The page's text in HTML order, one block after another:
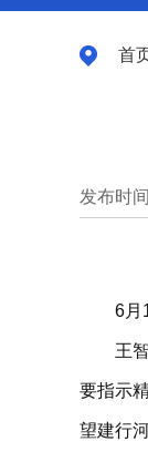
首
发布时
6月
王
要指示
望建行